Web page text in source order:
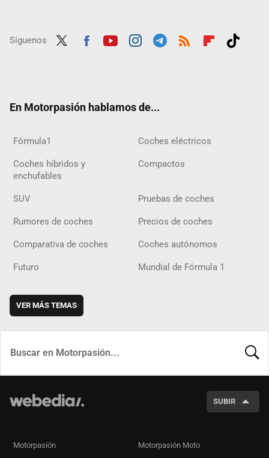
Síguenos
En Motorpasión hablamos de...
Fórmula1 Coches eléctricos
Coches híbridos y
enchufables
Compactos
SUV Pruebas de coches
Rumores de coches Precios de coches
Comparativa de coches Coches autónomos
Futuro Mundial de Fórmula 1
VER MÁS TEMAS
SUBIR
Motorpasión Motorpasión Moto